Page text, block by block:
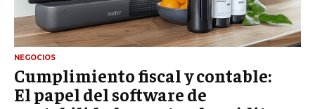
NEGOCIOS
Cumplimiento fiscal y contable:
El papel del software de